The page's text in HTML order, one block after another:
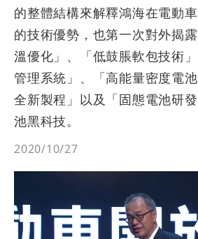
的整體結構來解釋鴻海在電動
的技術優勢，也第一次對外揭
溫優化」、「低鼓脹軟包技術
管理系統」、「高能量密度電
全新製程」以及「固態電池研
池黑科技。
2020/10/27